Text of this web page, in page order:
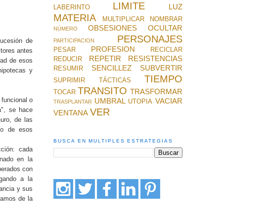
de
antes
de esos
y
o
se hace
de las
de esos
cada
en la
con
a la
y sus
de la
LABERINTO LIMITE LUZ
MATERIA MULTIPLICAR NOMBRAR
NÚMERO OBSESIONES OCULTAR
PARTICIPACION PERSONAJES
PESAR PROFESION
RECICLAR
REDUCIR
REPETIR RESISTENCIAS
RESUMIR SENCILLEZ SUBVERTIR
SUPRIMIR TÁCTICAS TIEMPO
TOCAR TRANSITO TRASFORMAR
TRASPLANTAR UMBRAL UTOPIA VACIAR
VENTANA VER
BUSCA EN MULTIPLES ESTRATEGIAS